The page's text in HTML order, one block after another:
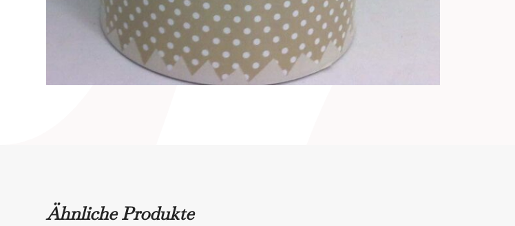
Ähnliche Produkte